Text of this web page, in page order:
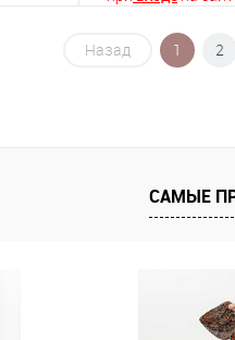
В избранное
Назад 1 2
САМЫЕ